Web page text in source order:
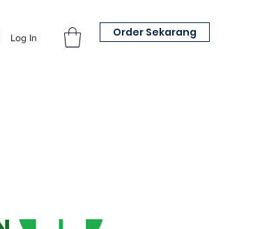
Log In Order Sekarang